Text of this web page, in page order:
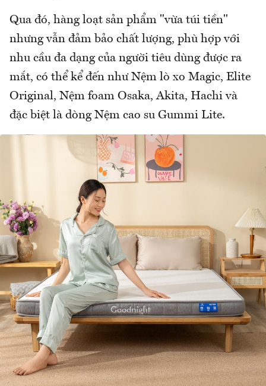
Qua đó, hàng loạt sản phẩm "vừa túi tiền"
nhưng vẫn đảm bảo chất lượng, phù hợp với
nhu cầu đa dạng của người tiêu dùng được ra
mắt, có thể kể đến như Nệm lò xo Magic, Elite
Original, Nệm foam Osaka, Akita, Hachi và
đặc biệt là dòng Nệm cao su Gummi Lite.